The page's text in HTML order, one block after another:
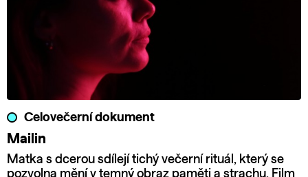
Celovečerní dokument
Mailin
Matka s dcerou sdílejí tichý večerní rituál, který se
pozvolna mění v temný obraz paměti a strachu. Film